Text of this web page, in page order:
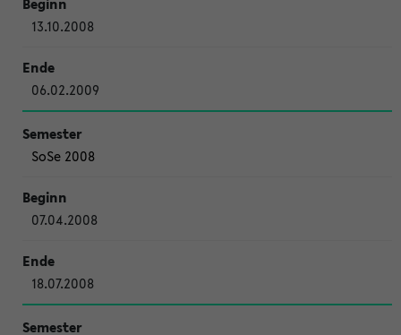
13.10.2008
06.02.2009
SoSe 2008
07.04.2008
18.07.2008